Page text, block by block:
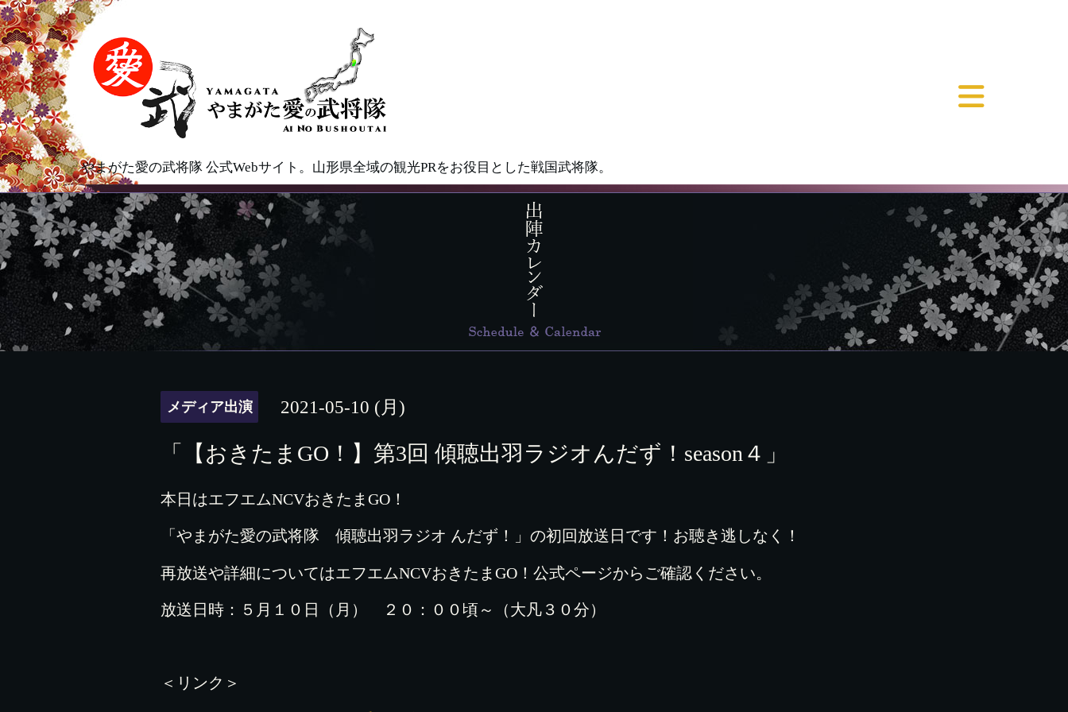
やまがた愛の武将隊 公式Webサイト。山形県全域の観光PRをお役目とした戦国武将隊。
メディア出演 2021-05-10 (月)
「【おきたまGO！】第3回 傾聴出羽ラジオんだず！season４」
本日はエフエムNCVおきたまGO！
「やまがた愛の武将隊 傾聴出羽ラジオ んだず！」の初回放送日です！お聴き逃しなく！
再放送や詳細についてはエフエムNCVおきたまGO！公式ページからご確認ください。
放送日時：５月１０日（月） ２０：００頃～（大凡３０分）
＜リンク＞